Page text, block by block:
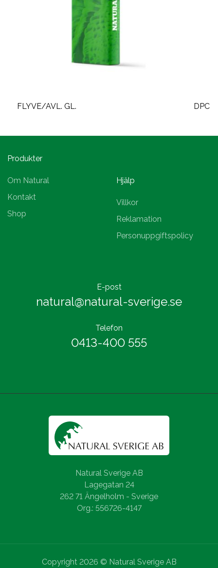
FLYVE/AVL. GL. DPC
Produkter
Om Natural
Kontakt
Shop
Hjälp
Villkor
Reklamation
Personuppgiftspolicy
E-post
natural@natural-sverige.se
Telefon
0413-400 555
Natural Sverige AB
Lagegatan 24
262 71 Ängelholm - Sverige
Org.: 556726-4147
Copyright 2026 © Natural Sverige AB